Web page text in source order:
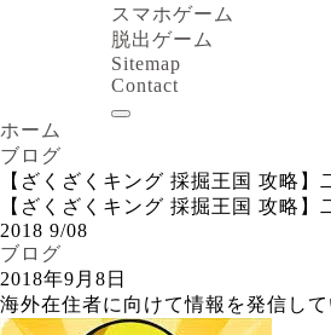
スマホゲーム
脱出ゲーム
Sitemap
Contact
ホーム
ブログ
【ざくざくキング 採掘王国 攻略
【ざくざくキング 採掘王国 攻略
2018 9/08
ブログ
2018年9月8日
海外在住者に向けて情報を発信して